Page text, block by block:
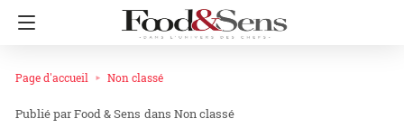
Page d'accueil Non classé
Food & Sens dans Non classé